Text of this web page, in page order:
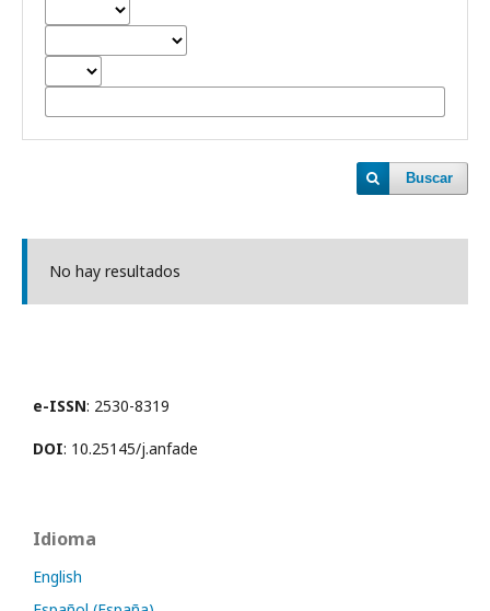
Buscar
No hay resultados
e-ISSN: 2530-8319
DOI: 10.25145/j.anfade
Idioma
English